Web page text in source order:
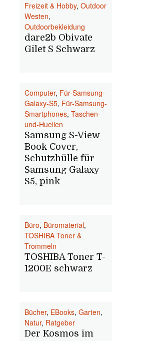
Freizeit & Hobby, Outdoor
Westen,
Outdoorbekleidung
dare2b Obivate
Gilet S Schwarz
Computer, Für-Samsung-
Galaxy-S5, Für-Samsung-
Smartphones, Taschen-
und-Huellen
Samsung S-View
Book Cover,
Schutzhülle für
Samsung Galaxy
S5, pink
Büro, Büromaterial,
TOSHIBA Toner &
Trommeln
TOSHIBA Toner T-
1200E schwarz
Bücher, EBooks, Garten,
Natur, Ratgeber
Der Kosmos im